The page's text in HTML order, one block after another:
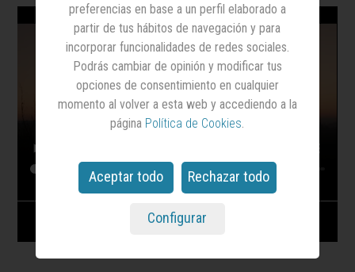
Correos - Palomo x Correos - Junio 2022
preferencias en base a un perfil elaborado a
partir de tus hábitos de navegación y para
incorporar funcionalidades de redes sociales.
Podrás cambiar de opinión y modificar tus
opciones de consentimiento en cualquier
momento al volver a esta web y accediendo a la
página Política de Cookies
Aceptar todo Rechazar todo
Configurar